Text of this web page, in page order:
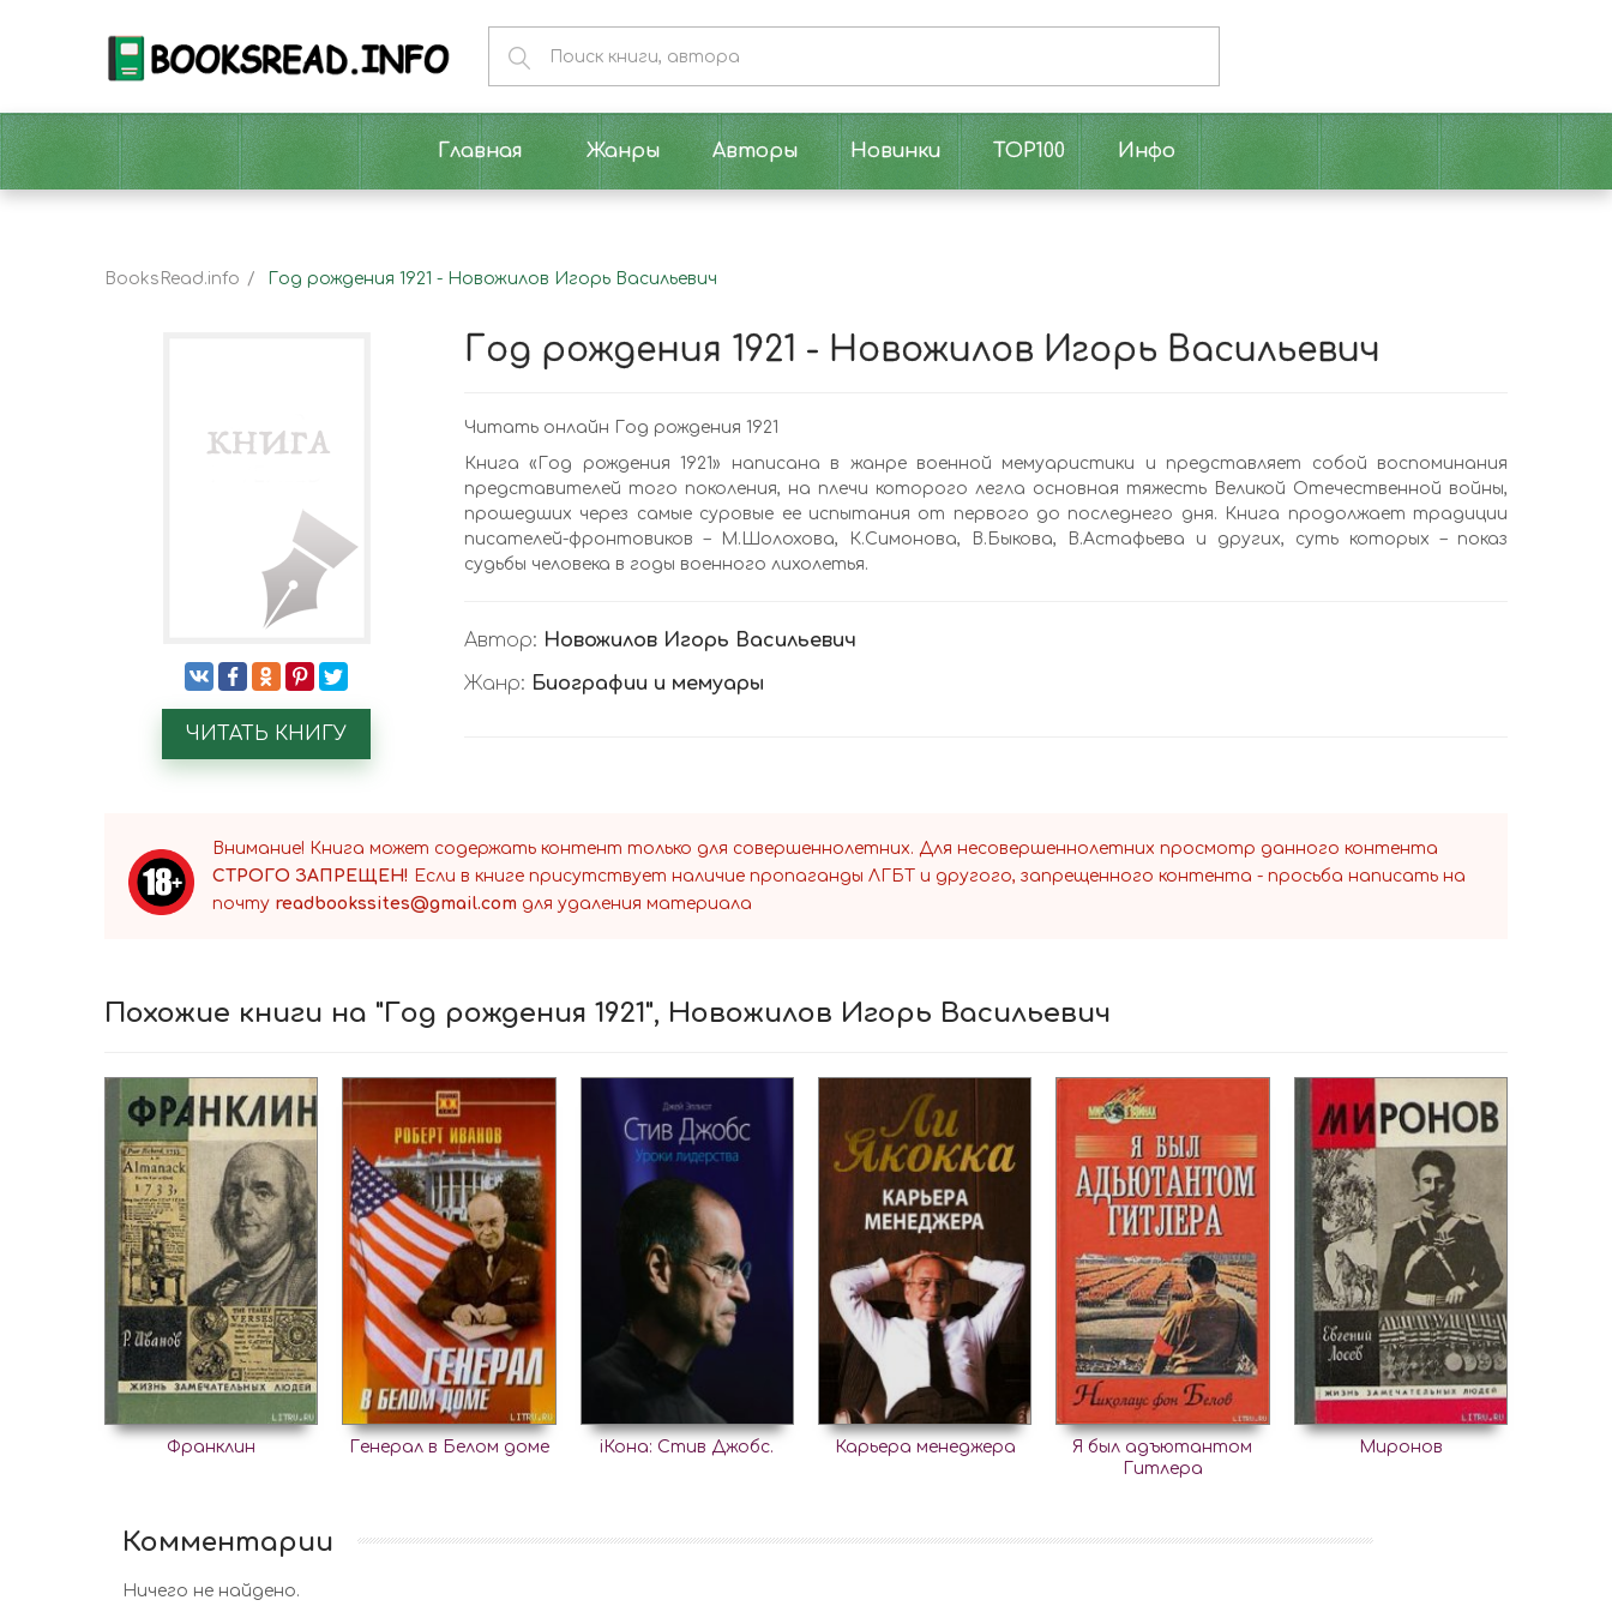
Главная Жанры Авторы Новинки TOP100 Инфо
BooksRead.info Год рождения 1921 - Новожилов Игорь Васильевич
ЧИТАТЬ КНИГУ
Год рождения 1921 - Новожилов Игорь Васильевич
Читать онлайн Год рождения 1921
Книга «Год рождения 1921» написана в жанре военной мемуаристики и представляет собой воспоминания
представителей того поколения, на плечи которого легла основная тяжесть Великой Отечественной войны,
прошедших через самые суровые ее испытания от первого до последнего дня. Книга продолжает традиции
писателей-фронтовиков – М.Шолохова, К.Симонова, В.Быкова, В.Астафьева и других, суть которых – показ
судьбы человека в годы военного лихолетья.
Автор: Новожилов Игорь Васильевич
Жанр: Биографии и мемуары
Внимание! Книга может содержать контент только для совершеннолетних. Для несовершеннолетних просмотр данного контента
СТРОГО ЗАПРЕЩЕН! Если в книге присутствует наличие пропаганды ЛГБТ и другого, запрещенного контента - просьба написать на
почту readbookssites@gmail.com для удаления материала
Похожие книги на "Год рождения 1921", Новожилов Игорь Васильевич
Франклин Генерал в Белом доме iКона: Стив Джобс. Карьера менеджера
Я был адъютантом
Гитлера
Миронов
Комментарии
Ничего не найдено.